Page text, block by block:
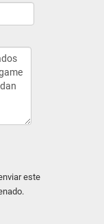
este